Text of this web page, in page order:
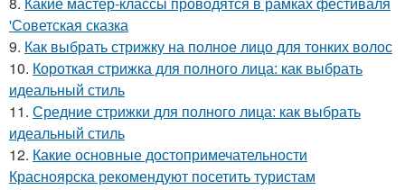
'Советская сказка
9. Как выбрать стрижку на полное лицо для тонких волос
10. Короткая стрижка для полного лица: как выбрать
идеальный стиль
11. Средние стрижки для полного лица: как выбрать
идеальный стиль
12. Какие основные достопримечательности
Красноярска рекомендуют посетить туристам